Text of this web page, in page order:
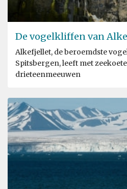
De vogelkliffen van
Alkefjellet, de beroemdste
Spitsbergen, leeft met
drieteenmeeuwen